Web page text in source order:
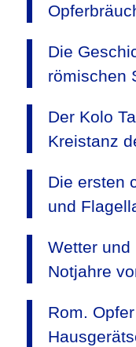
Die
römischen
Der Kolo
Kreistanz
Die ersten
und
Wetter und
Notjahre
Rom.